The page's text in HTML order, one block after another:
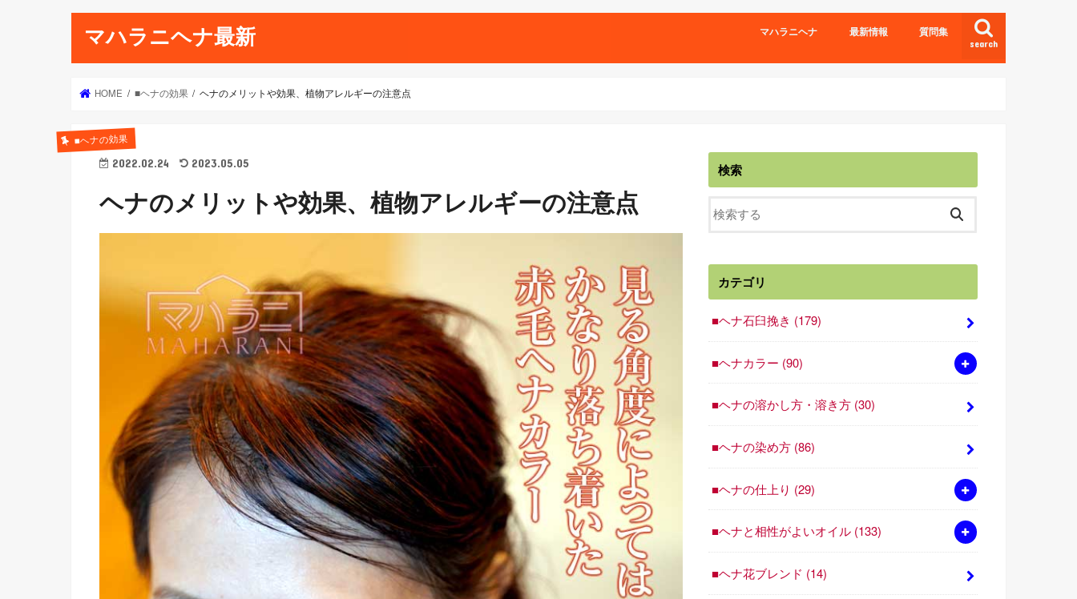
マハラニヘナ最新 search
マハラニヘナ 最新情報 質問集
HOME ■ヘナの効果 ヘナのメリットや効果、植物アレルギーの注意点
■ヘナの効果
2022.02.24 2023.05.05
ヘナのメリットや効果、植物アレルギーの注意点
検索
カテゴリ
■ヘナ石臼挽き (179)
■ヘナカラー (90)
■ヘナの溶かし方・溶き方 (30)
■ヘナの染め方 (86)
■ヘナの仕上り (29)
■ヘナと相性がよいオイル (133)
■ヘナ花ブレンド (14)